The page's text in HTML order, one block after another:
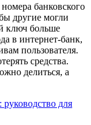
банковского
другие могли
ключ больше
в интернет-банк,
пользователя.
средства.
делиться, а
для